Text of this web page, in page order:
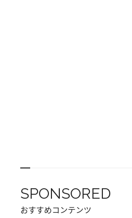
SPONSORED
おすすめコンテンツ